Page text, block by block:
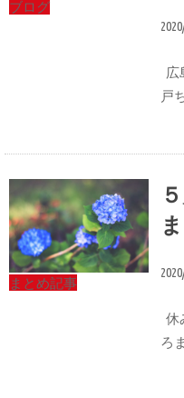
ブログ
広
戸
まとめ記事
休
ろ